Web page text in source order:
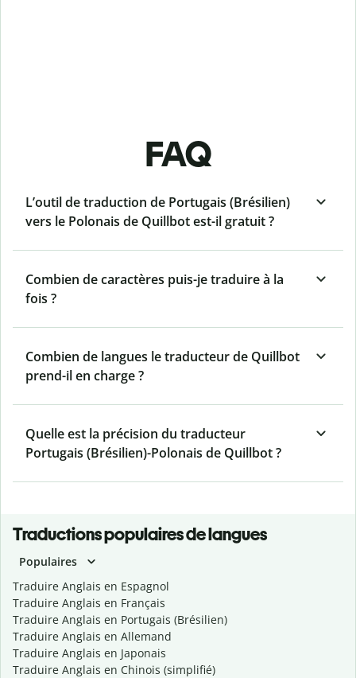
FAQ
L’outil de traduction de Portugais (Brésilien)
vers le Polonais de Quillbot est-il gratuit ?
Combien de caractères puis-je traduire à la
fois ?
Combien de langues le traducteur de Quillbot
prend-il en charge ?
Quelle est la précision du traducteur
Portugais (Brésilien)-Polonais de Quillbot ?
Traductions populaires de langues
Populaires
Traduire Anglais en Espagnol
Traduire Anglais en Français
Traduire Anglais en Portugais (Brésilien)
Traduire Anglais en Allemand
Traduire Anglais en Japonais
Traduire Anglais en Chinois (simplifié)